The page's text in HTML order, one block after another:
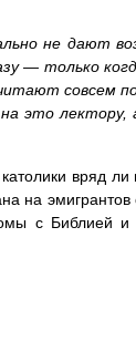
не дают
— только
совсем
это
вряд
на
с Библией и